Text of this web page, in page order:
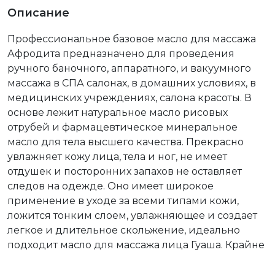
Описание
Профессиональное базовое масло для массажа
Афродита предназначено для проведения
ручного баночного, аппаратного, и вакуумного
массажа в СПА салонах, в домашних условиях, в
медицинских учреждениях, салона красоты. В
основе лежит натуральное масло рисовых
отрубей и фармацевтическое минеральное
масло для тела высшего качества. Прекрасно
увлажняет кожу лица, тела и ног, не имеет
отдушек и посторонних запахов не оставляет
следов на одежде. Оно имеет широкое
применение в уходе за всеми типами кожи,
ложится тонким слоем, увлажняющее и создает
легкое и длительное скольжение, идеально
подходит масло для массажа лица Гуаша. Крайне